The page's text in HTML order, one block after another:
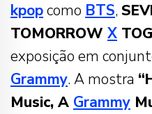
kpopcomo BTS,
TOMORROW X
exposição em
Grammy. A mostra
Music, A Grammy